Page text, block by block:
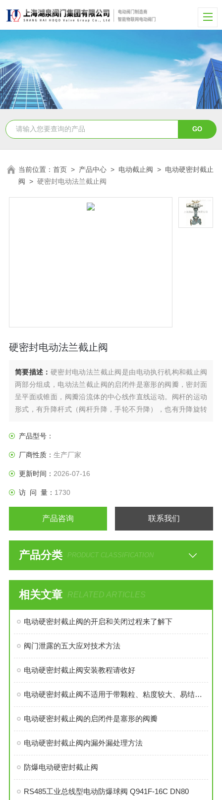
当前位置：首页 > 产品中心 > 电动截止阀 > 电动硬密封截止
阀 >硬密封电动法兰截止阀
硬密封电动法兰截止阀
简要描述： 硬密封电动法兰截止阀是由电动执行机构和截止阀
两部分组成，电动法兰截止阀的启闭件是塞形的阀瓣，密封面
呈平面或锥面，阀瓣沿流体的中心线作直线运动。阀杆的运动
形式，有升降杆式（阀杆升降，手轮不升降），也有升降旋转
兰截止阀只适用于全开和全关，不允许作调节和节流。
产品型号：
厂商性质： 生产厂家
更新时间： 2026-07-16
访 问 量： 1730
产品咨询 联系我们
产品分类 PRODUCT CLASSIFICATION
相关文章 RELATED ARTICLES
电动硬密封截止阀的开启和关闭过程来了解下
阀门泄露的五大应对技术方法
电动硬密封截止阀安装教程请收好
电动硬密封截止阀不适用于带颗粒、粘度较大、易结焦的介质
电动硬密封截止阀的启闭件是塞形的阀瓣
电动硬密封截止阀内漏外漏处理方法
防爆电动硬密封截止阀
RS485工业总线型电动防爆球阀 Q941F-16C DN80